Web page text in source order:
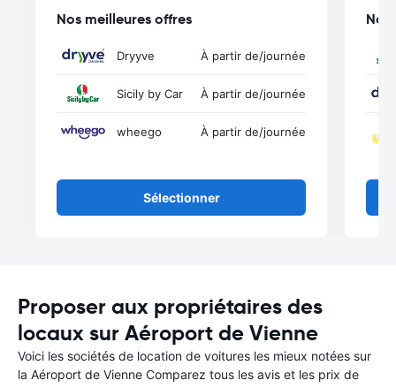
Nos meilleures offres
Dryyve À partir de/journée
Sicily by Car À partir de/journée
wheego À partir de/journée
Sélectionner
Nos
Proposer aux propriétaires des
locaux sur Aéroport de Vienne
Voici les sociétés de location de voitures les mieux notées sur
la Aéroport de Vienne Comparez tous les avis et les prix de